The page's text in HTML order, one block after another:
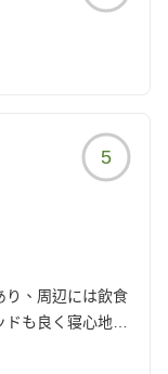
5
り、周辺には飲食
も良く寝心地は